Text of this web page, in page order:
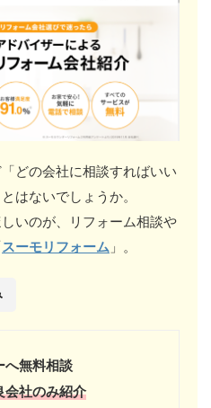
どの会社に相談すればいい
はないでしょうか。
いのが、リフォーム相談や
スーモリフォーム 」。
へ無料相談
会社のみ紹介